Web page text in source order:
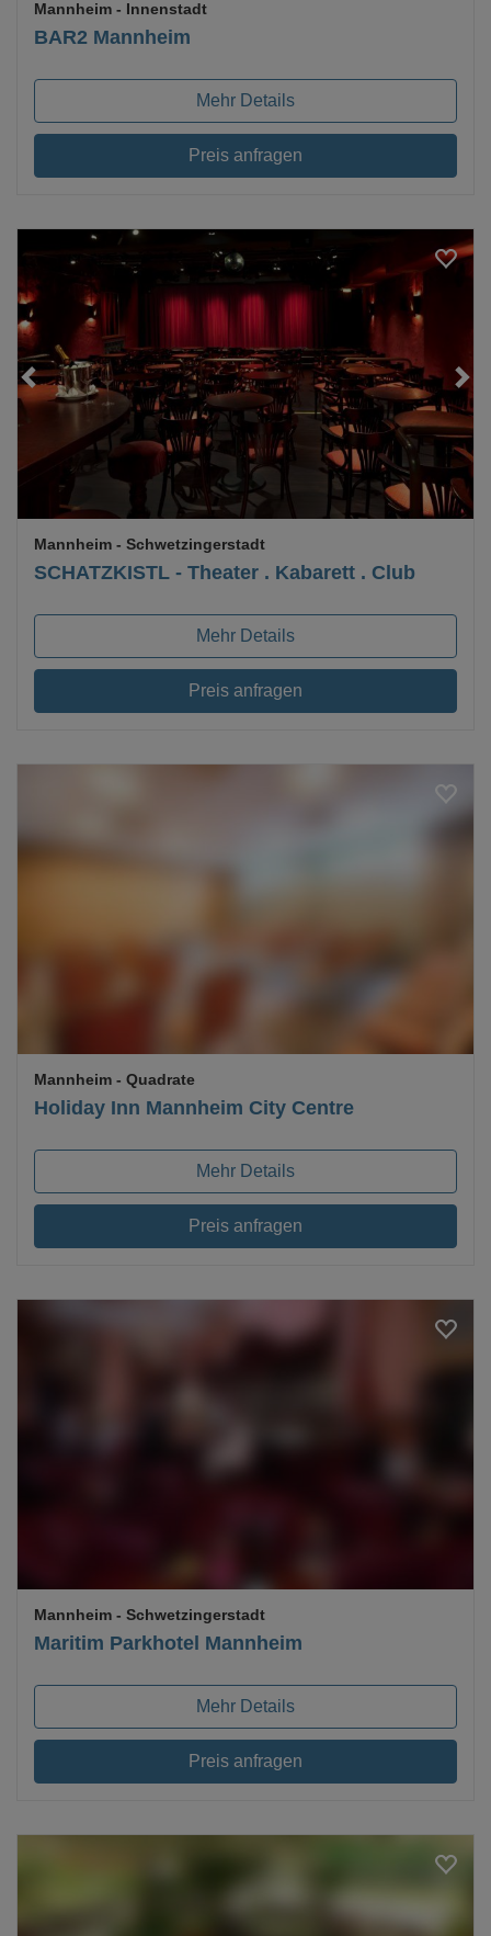
BAR2 Mannheim
Mannheim - Innenstadt
Mehr Details
Preis anfragen
Loading...
SCHATZKISTL - Theater . Kabarett . Club
Mannheim - Schwetzingerstadt
Mehr Details
Preis anfragen
Holiday Inn Mannheim City Centre
Mannheim - Quadrate
Mehr Details
Preis anfragen
Maritim Parkhotel Mannheim
Mannheim - Schwetzingerstadt
Mehr Details
Preis anfragen